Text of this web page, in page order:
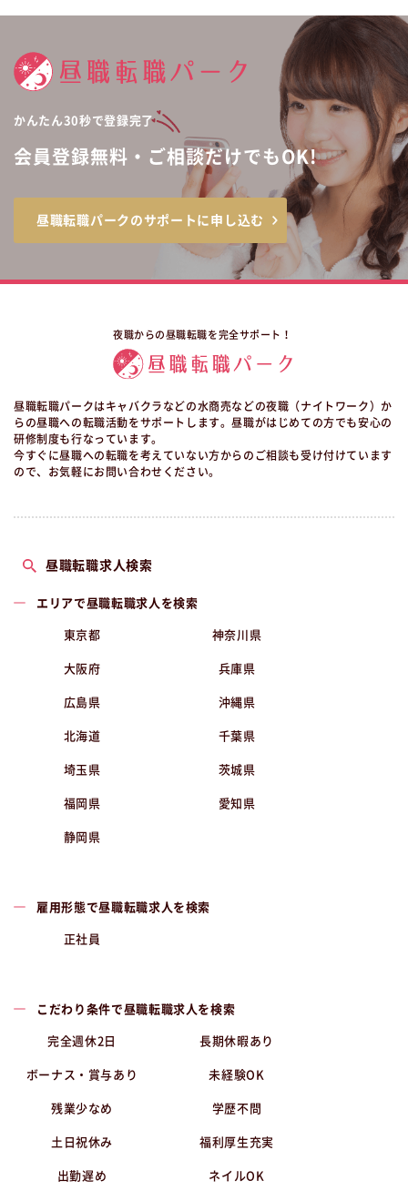
かんたん30秒で登録完了
会員登録無料・ご相談だけでもOK!
昼職転職パークのサポートに申し込む
夜職からの昼職転職を完全サポート！
昼職転職パークはキャバクラなどの水商売などの夜職（ナイトワーク）か
らの昼職への転職活動をサポートします。昼職がはじめての方でも安心の
研修制度も行なっています。
今すぐに昼職への転職を考えていない方からのご相談も受け付けています
ので、お気軽にお問い合わせください。
昼職転職求人検索
エリアで昼職転職求人を検索
東京都 神奈川県
大阪府 兵庫県
広島県 沖縄県
北海道 千葉県
埼玉県 茨城県
福岡県 愛知県
静岡県
雇用形態で昼職転職求人を検索
正社員
こだわり条件で昼職転職求人を検索
完全週休2日 長期休暇あり
ボーナス・賞与あり 未経験OK
残業少なめ 学歴不問
土日祝休み 福利厚生充実
出勤遅め ネイルOK